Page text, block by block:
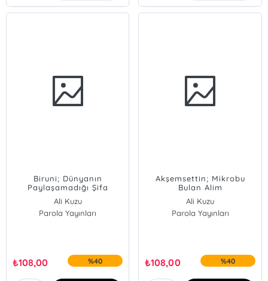
Biruni; Dünyanın
Paylaşamadığı Şifa
Uzmanı İlim Adamı
Ali Kuzu
Parola Yayınları
₺108,00 %40
Akşemsettin; Mikrobu
Bulan Alim
Ali Kuzu
Parola Yayınları
₺108,00 %40